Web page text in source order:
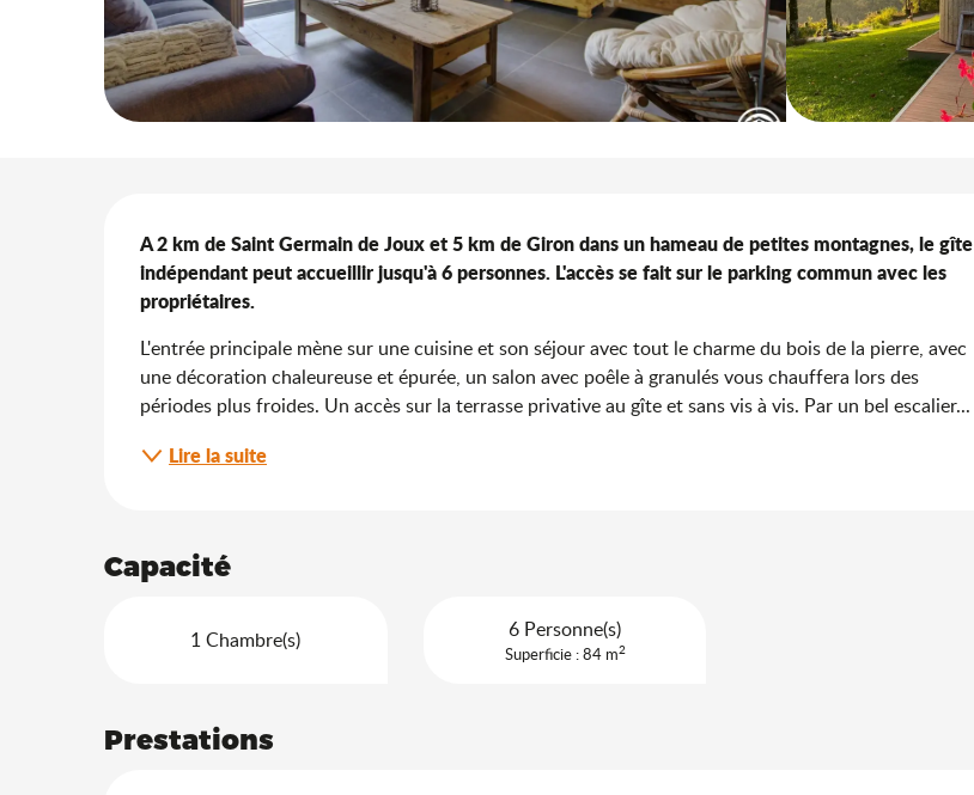
A 2 km de Saint Germain de Joux et 5 km de Giron dans un hameau de petites montagnes, le gîte
indépendant peut accueillir jusqu'à 6 personnes. L'accès se fait sur le parking commun avec les
propriétaires.
L'entrée principale mène sur une cuisine et son séjour avec tout le charme du bois de la pierre, avec
une décoration chaleureuse et épurée, un salon avec poêle à granulés vous chauffera lors des
périodes plus froides. Un accès sur la terrasse privative au gîte et sans vis à vis. Par un bel escalier...
Lire la suite
Capacité
1 Chambre(s) 6 Personne(s)
Superficie : 84 m2
Prestations